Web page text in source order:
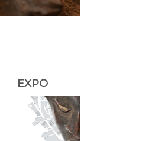
EXPO